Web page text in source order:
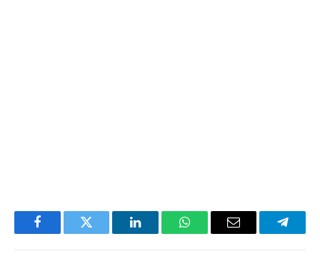
FacebookTwitter LinkedInWhatsAppEmail